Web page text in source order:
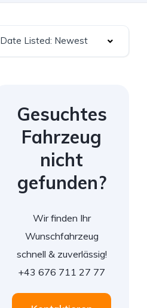
Date Listed: Newest
Gesuchtes
Fahrzeug
nicht
gefunden?
Wir finden Ihr
Wunschfahrzeug
schnell & zuverlässig!
+43 676 711 27 77